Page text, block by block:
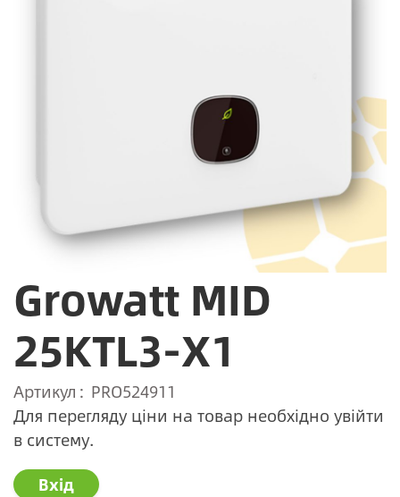
Growatt MID
25KTL3-X1
Артикул
PRO524911
Для перегляду ціни на товар необхідно увійти
в систему.
Вхід